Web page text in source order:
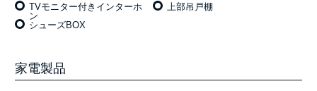
TVモニター付きインターホ
ン
上部吊戸棚
シューズBOX
家電製品